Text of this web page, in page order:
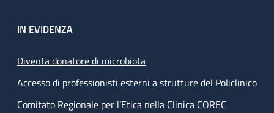
IN EVIDENZA
Diventa donatore di microbiota
Accesso di professionisti esterni a strutture del Policlinico
Comitato Regionale per l’Etica nella Clinica COREC